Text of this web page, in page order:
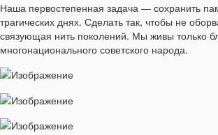
Наша первостепенная задача — сохранить
трагических днях. Сделать так, чтобы не
связующая нить поколений. Мы живы только
многонационального советского народа.